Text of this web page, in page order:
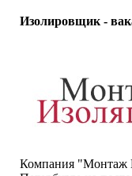
Изолировщик -
Компания "Монтаж